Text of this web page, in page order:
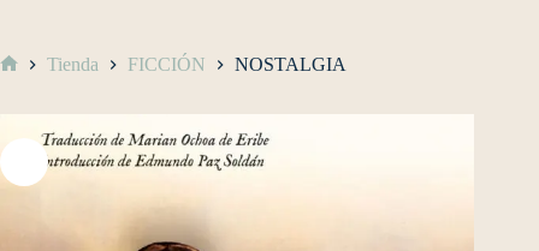
Tienda FICCIÓN NOSTALGIA